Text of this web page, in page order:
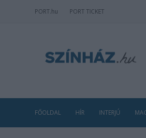
PORT.hu PORT TICKET
FŐOLDAL HÍR INTERJÚ